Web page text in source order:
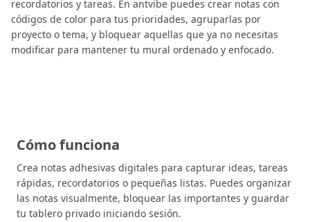
recordatorios y tareas. En antvibe puedes crear notas con
códigos de color para tus prioridades, agruparlas por
proyecto o tema, y bloquear aquellas que ya no necesitas
modificar para mantener tu mural ordenado y enfocado.
Cómo funciona
Crea notas adhesivas digitales para capturar ideas, tareas
rápidas, recordatorios o pequeñas listas. Puedes organizar
las notas visualmente, bloquear las importantes y guardar
tu tablero privado iniciando sesión.